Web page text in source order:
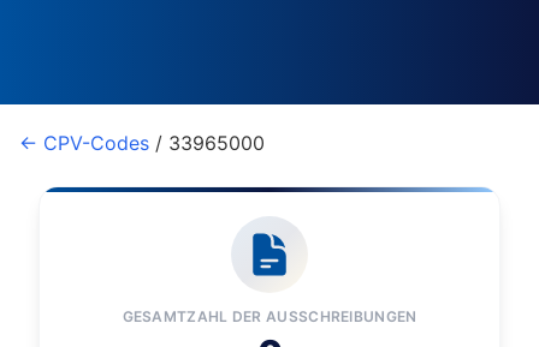
← CPV-Codes / 33965000
GESAMTZAHL DER AUSSCHREIBUNGEN